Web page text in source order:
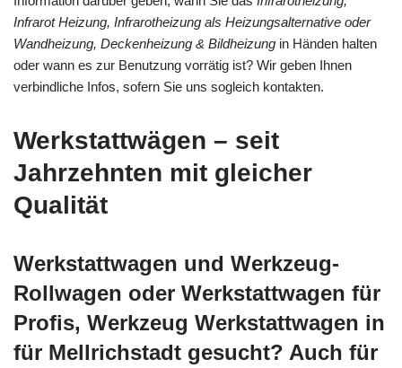
Infrarot Heizung, Infrarotheizung als Heizungsalternative oder
Wandheizung, Deckenheizung & Bildheizung in Händen halten
oder wann es zur Benutzung vorrätig ist? Wir geben Ihnen
verbindliche Infos, sofern Sie uns sogleich kontakten.
Werkstattwägen – seit
Jahrzehnten mit gleicher
Qualität
Werkstattwagen und Werkzeug-
Rollwagen oder Werkstattwagen für
Profis, Werkzeug Werkstattwagen in
für Mellrichstadt gesucht? Auch für